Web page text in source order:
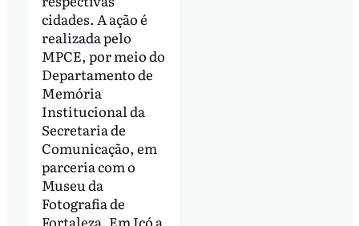
cidades. A ação é
realizada pelo
MPCE, por meio do
Departamento de
Memória
Institucional da
Secretaria de
Comunicação, em
parceria com o
Museu da
Fotografia de
Fortaleza. Em Icó a